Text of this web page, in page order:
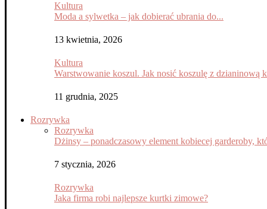
Kultura
Moda a sylwetka – jak dobierać ubrania do...
13 kwietnia, 2026
Kultura
Warstwowanie koszul. Jak nosić koszulę z dzianinową
11 grudnia, 2025
Rozrywka
Rozrywka
Dżinsy – ponadczasowy element kobiecej garderoby,
7 stycznia, 2026
Rozrywka
Jaka firma robi najlepsze kurtki zimowe?